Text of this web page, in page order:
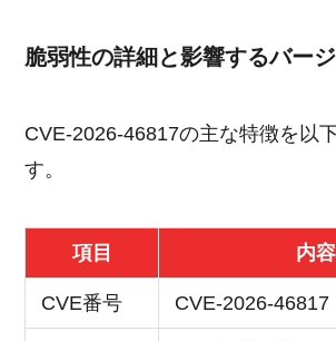
脆弱性の詳細と影響するバー
CVE-2026-46817の主な特徴を以
す。
項目 内容
CVE番号 CVE-2026-46817